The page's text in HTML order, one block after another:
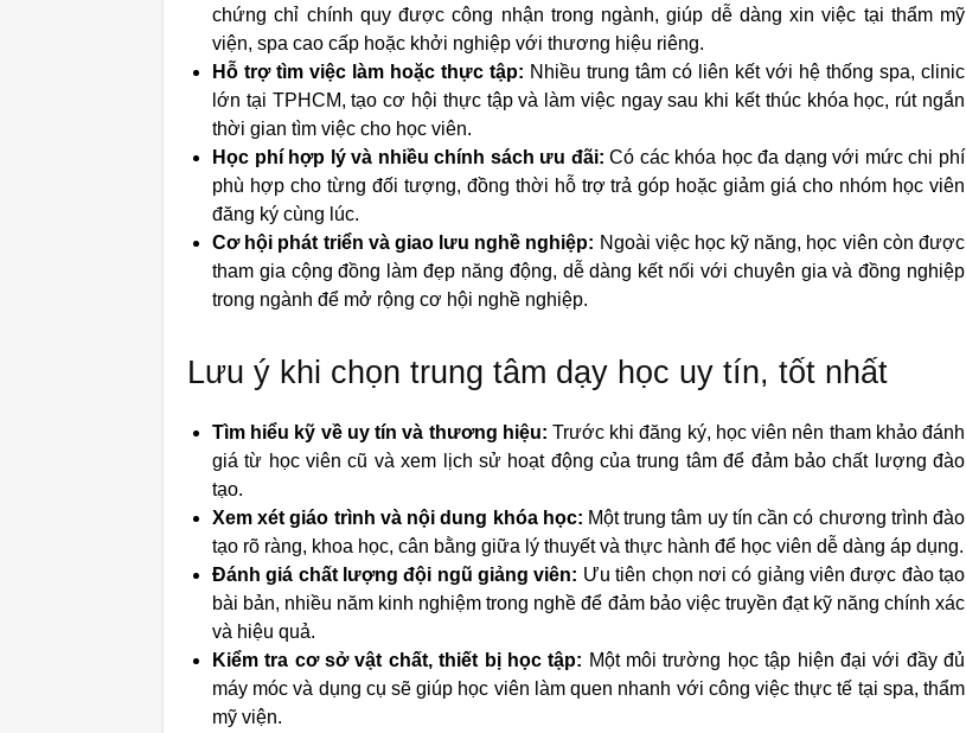
chứng chỉ chính quy được công nhận trong ngành, giúp dễ dàng xin việc tại thẩm mỹ
viện, spa cao cấp hoặc khởi nghiệp với thương hiệu riêng.
Hỗ trợ tìm việc làm hoặc thực tập: Nhiều trung tâm có liên kết với hệ thống spa, clinic
lớn tại TPHCM, tạo cơ hội thực tập và làm việc ngay sau khi kết thúc khóa học, rút ngắn
thời gian tìm việc cho học viên.
Học phí hợp lý và nhiều chính sách ưu đãi: Có các khóa học đa dạng với mức chi phí
phù hợp cho từng đối tượng, đồng thời hỗ trợ trả góp hoặc giảm giá cho nhóm học viên
đăng ký cùng lúc.
Cơ hội phát triển và giao lưu nghề nghiệp: Ngoài việc học kỹ năng, học viên còn được
tham gia cộng đồng làm đẹp năng động, dễ dàng kết nối với chuyên gia và đồng nghiệp
trong ngành để mở rộng cơ hội nghề nghiệp.
Lưu ý khi chọn trung tâm dạy học uy tín, tốt nhất
Tìm hiểu kỹ về uy tín và thương hiệu: Trước khi đăng ký, học viên nên tham khảo đánh
giá từ học viên cũ và xem lịch sử hoạt động của trung tâm để đảm bảo chất lượng đào
tạo.
Xem xét giáo trình và nội dung khóa học: Một trung tâm uy tín cần có chương trình đào
tạo rõ ràng, khoa học, cân bằng giữa lý thuyết và thực hành để học viên dễ dàng áp dụng.
Đánh giá chất lượng đội ngũ giảng viên: Ưu tiên chọn nơi có giảng viên được đào tạo
bài bản, nhiều năm kinh nghiệm trong nghề để đảm bảo việc truyền đạt kỹ năng chính xác
và hiệu quả.
Kiểm tra cơ sở vật chất, thiết bị học tập: Một môi trường học tập hiện đại với đầy đủ
máy móc và dụng cụ sẽ giúp học viên làm quen nhanh với công việc thực tế tại spa, thẩm
mỹ viện.